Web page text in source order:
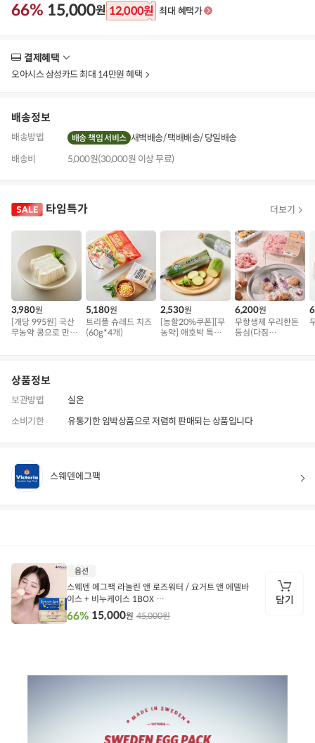
66% 15,000원 12,000원 최대 혜택가
결제혜택
보
오아시스 삼성카드 최대 14만원 혜택
배송정보
배송방법 배송 책임 서비스 새벽배송 택배배송 당일배송
배송비
5,000원(30,000원 이상 무료)
타임특가 더보기
3,980원
[개당 995원] 국산
무농약 콩으로 만든
5,180원
트리플 슈레드 치즈
(60g*4개)
2,530원
[농할20%쿠폰][무
농약] 애호박 특품
6,200원
무항생제 우리한돈
등심(다짐
상품정보
보관방법
실온
소비기한
유통기한 임박상품으로 저렴히 판매되는 상품입니다
스웨덴에그팩
상
정
보
담
옵션
스웨덴 에그팩 라놀린 앤 로즈워터 / 요거트 앤 에델바
이스 + 비누케이스 1BOX
뉴 스웨덴 에그팩 요거트 앤 에델바이스 1BOX + 비누
케이스 (유통기한 27.03)
45,000원
66% 15,000원
담기